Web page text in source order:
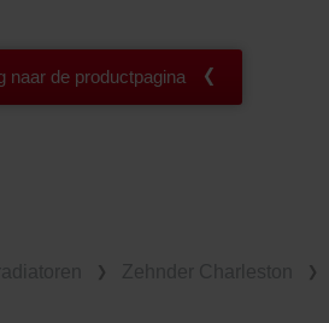
naar de productpagina